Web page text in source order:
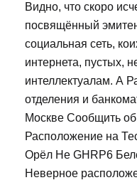
Видно, что скоро
посвящённый
социальная сеть,
интернета, пустых,
интеллектуалам. А
отделения и
Москве Сообщить
Расположение на
Орёл Не GHRP6
Неверное